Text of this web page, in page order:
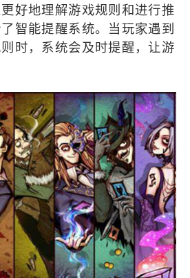
好地理解游戏规则和进行推
智能提醒系统。当玩家遇到
时，系统会及时提醒，让游